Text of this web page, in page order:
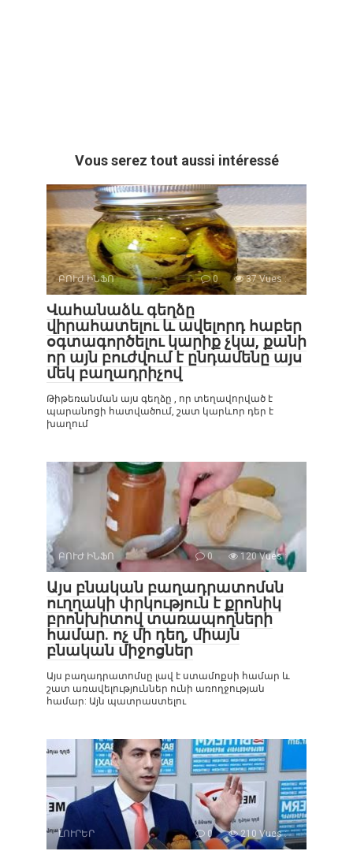
Vous serez tout aussi intéressé
ԲՈՒԺ ԻՆՖՈ 0 37 Vues :
Վահանաձև գեղձը
վիրահատելու և ավելորդ հաբեր
օգտագործելու կարիք չկա, քանի
որ այն բուժվում է ընդամենը այս
մեկ բաղադրիչով
Թիթեռանման այս գեղձը , որ տեղավորված է
պարանոցի հատվածում, շատ կարևոր դեր է
խաղում
ԲՈՒԺ ԻՆՖՈ 0 120 Vues :
Այս բնական բաղադրատոմսն
ուղղակի փրկություն է քրոնիկ
բրոնխիտով տառապողների
համար. ոչ մի դեղ, միայն
բնական միջոցներ
Այս բաղադրատոմսը լավ է ստամոքսի համար և
շատ առավելություններ ունի առողջության
համար: Այն պատրաստելու
ԼՈՒՐԵՐ 0 210 Vues :